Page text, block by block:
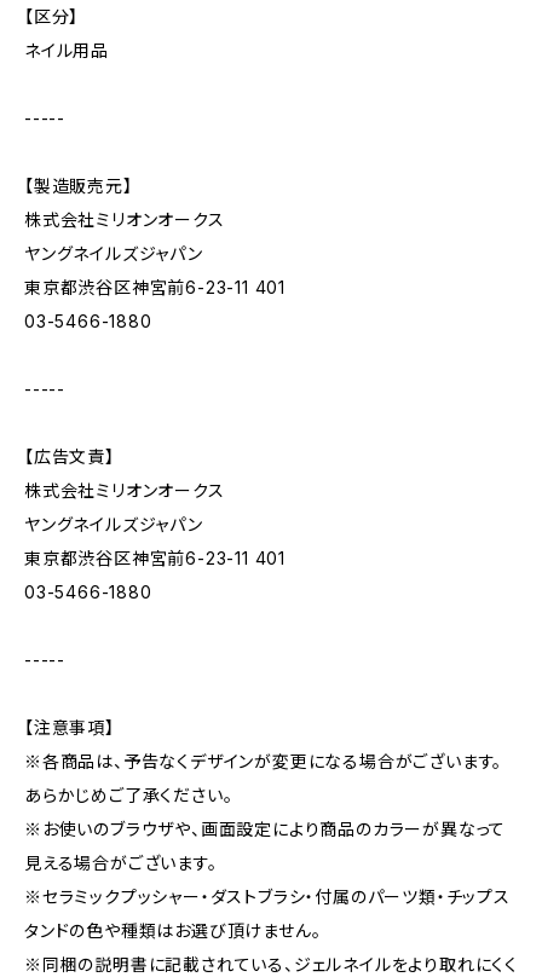
【区分】
ネイル用品
-----
【製造販売元】
株式会社ミリオンオークス
ヤングネイルズジャパン
東京都渋谷区神宮前6-23-11 401
03-5466-1880
-----
【広告文責】
株式会社ミリオンオークス
ヤングネイルズジャパン
東京都渋谷区神宮前6-23-11 401
03-5466-1880
-----
【注意事項】
※各商品は、予告なくデザインが変更になる場合がございます。
あらかじめご了承ください。
※お使いのブラウザや、画面設定により商品のカラーが異なって
見える場合がございます。
※セラミックプッシャー・ダストブラシ・付属のパーツ類・チップス
タンドの色や種類はお選び頂けません。
※同梱の説明書に記載されている、ジェルネイルをより取れにくく